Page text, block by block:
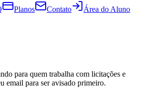
Planos Contato Área do Aluno
para quem trabalha com licitações e
email para ser avisado primeiro.